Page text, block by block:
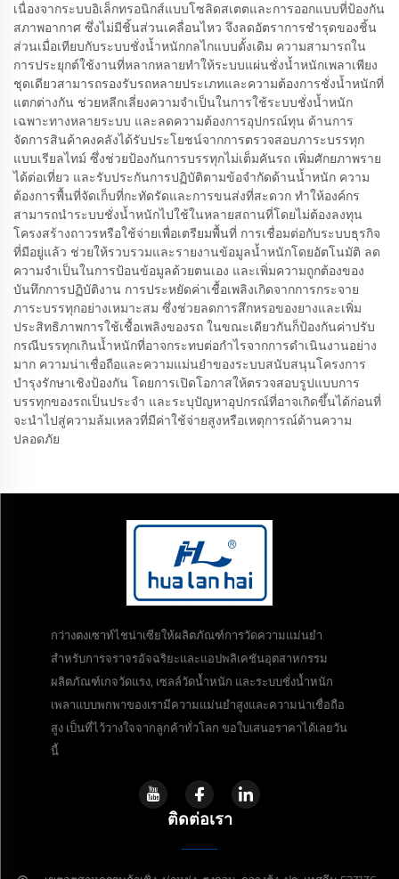
เนื่องจากระบบอิเล็กทรอนิกส์แบบโซลิดสเตตและการออกแบบที่ป้องกัน
สภาพอากาศ ซึ่งไม่มีชิ้นส่วนเคลื่อนไหว จึงลดอัตราการชำรุดของชิ้น
ส่วนเมื่อเทียบกับระบบชั่งน้ำหนักกลไกแบบดั้งเดิม ความสามารถใน
การประยุกต์ใช้งานที่หลากหลายทำให้ระบบแผ่นชั่งน้ำหนักเพลาเพียง
ชุดเดียวสามารถรองรับรถหลายประเภทและความต้องการชั่งน้ำหนักที่
แตกต่างกัน ช่วยหลีกเลี่ยงความจำเป็นในการใช้ระบบชั่งน้ำหนัก
เฉพาะทางหลายระบบ และลดความต้องการอุปกรณ์ทุน ด้านการ
จัดการสินค้าคงคลังได้รับประโยชน์จากการตรวจสอบภาระบรรทุก
แบบเรียลไทม์ ซึ่งช่วยป้องกันการบรรทุกไม่เต็มคันรถ เพิ่มศักยภาพราย
ได้ต่อเที่ยว และรับประกันการปฏิบัติตามข้อจำกัดด้านน้ำหนัก ความ
ต้องการพื้นที่จัดเก็บที่กะทัดรัดและการขนส่งที่สะดวก ทำให้องค์กร
สามารถนำระบบชั่งน้ำหนักไปใช้ในหลายสถานที่โดยไม่ต้องลงทุน
โครงสร้างถาวรหรือใช้จ่ายเพื่อเตรียมพื้นที่ การเชื่อมต่อกับระบบธุรกิจ
ที่มีอยู่แล้ว ช่วยให้รวบรวมและรายงานข้อมูลน้ำหนักโดยอัตโนมัติ ลด
ความจำเป็นในการป้อนข้อมูลด้วยตนเอง และเพิ่มความถูกต้องของ
บันทึกการปฏิบัติงาน การประหยัดค่าเชื้อเพลิงเกิดจากการกระจาย
ภาระบรรทุกอย่างเหมาะสม ซึ่งช่วยลดการสึกหรอของยางและเพิ่ม
ประสิทธิภาพการใช้เชื้อเพลิงของรถ ในขณะเดียวกันก็ป้องกันค่าปรับ
กรณีบรรทุกเกินน้ำหนักที่อาจกระทบต่อกำไรจากการดำเนินงานอย่าง
มาก ความน่าเชื่อถือและความแม่นยำของระบบสนับสนุนโครงการ
บำรุงรักษาเชิงป้องกัน โดยการเปิดโอกาสให้ตรวจสอบรูปแบบการ
บรรทุกของรถเป็นประจำ และระบุปัญหาอุปกรณ์ที่อาจเกิดขึ้นได้ก่อนที่
จะนำไปสู่ความล้มเหลวที่มีค่าใช้จ่ายสูงหรือเหตุการณ์ด้านความ
ปลอดภัย
กว่างตงเซาท์ไชน่าเซียให้ผลิตภัณฑ์การวัดความแม่นยำ
สำหรับการจราจรอัจฉริยะและแอปพลิเคชันอุตสาหกรรม
ผลิตภัณฑ์เกจวัดแรง, เซลล์วัดน้ำหนัก และระบบชั่งน้ำหนัก
เพลาแบบพกพาของเรามีความแม่นยำสูงและความน่าเชื่อถือ
สูง เป็นที่ไว้วางใจจากลูกค้าทั่วโลก ขอใบเสนอราคาได้เลยวัน
นี้
ติดต่อเรา